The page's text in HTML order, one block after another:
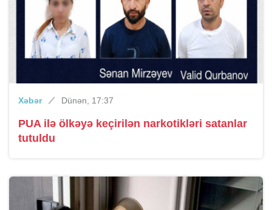
Xəbər Dünən, 17:37
PUA ilə ölkəyə keçirilən narkotikləri satanlar
tutuldu